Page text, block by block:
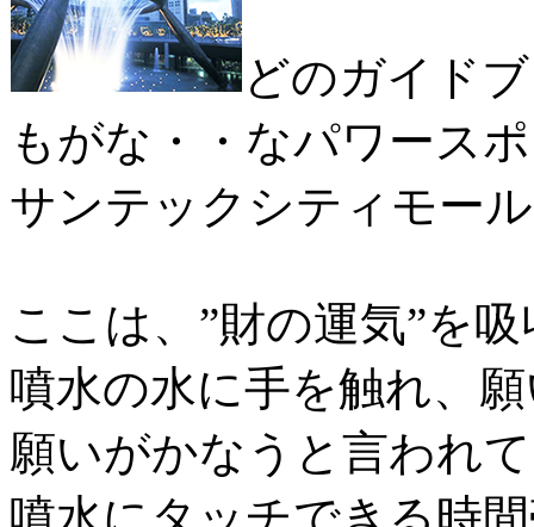
どのガイド
もがな・・なパワース
サンテックシティモー
ここは、”財の運気”を
噴水の水に手を触れ、
願いがかなうと言われ
噴水にタッチできる時